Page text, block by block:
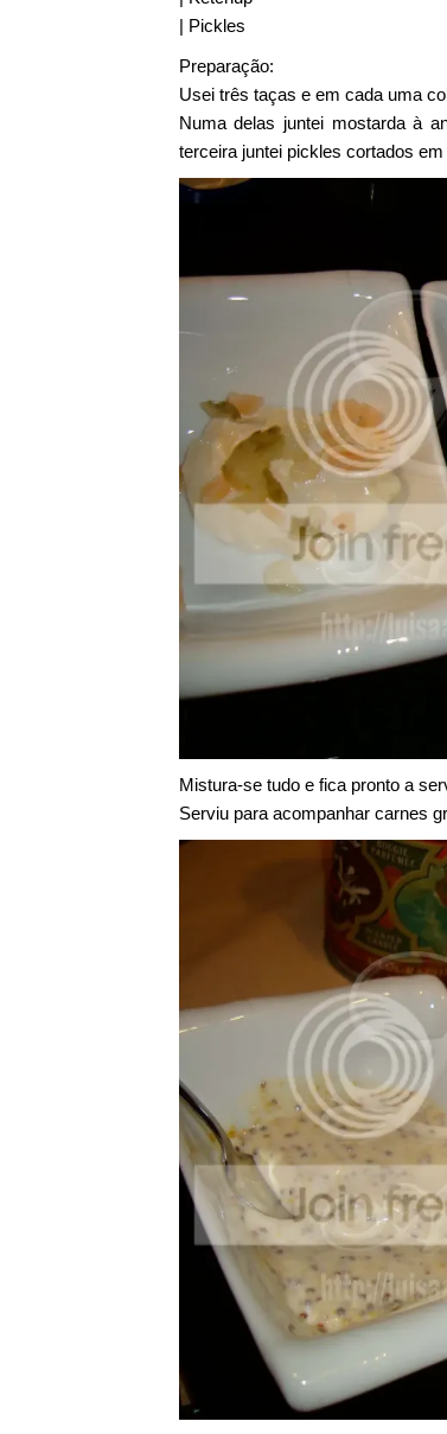
| Pickles
Preparação:
Usei três taças e em cada uma
Numa delas juntei mostarda à
terceira juntei pickles cortados
Mistura-se tudo e fica pronto a
Serviu para acompanhar carnes